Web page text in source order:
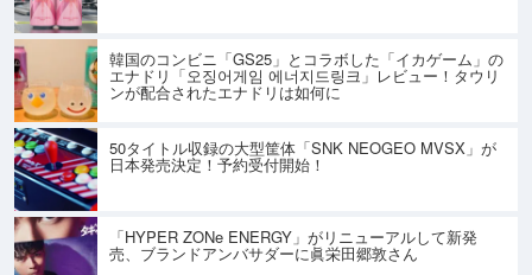
韓国のコンビニ「GS25」とコラボした「イカゲーム」の
エナドリ「오징어게임 에너지드링크」レビュー！タウリ
ンが配合されたエナドリは如何に
50タイトル収録の大型筐体「SNK NEOGEO MVSX」が
日本発売決定！予約受付開始！
「HYPER ZONe ENERGY」がリニューアルして新発
売、ブランドアンバサダーに眞栄田郷敦さん